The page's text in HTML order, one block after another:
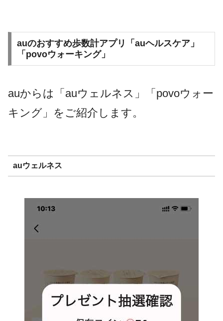
auのおすすめ歩数計アプリ「auヘルスケア」
「povoウォーキング」
auからは「auウェルネス」「povoウォー
キング」をご紹介します。
auウェルネス